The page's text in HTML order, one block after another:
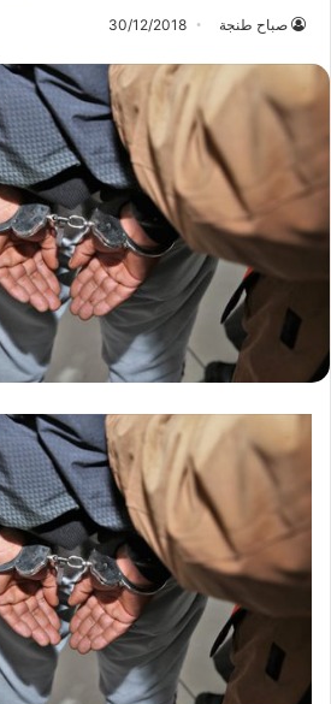
صباح طنجة 30/12/2018